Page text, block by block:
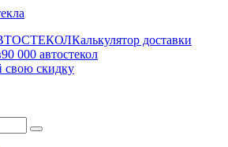
Калькулятор доставки
90 000 автостекол
свою скидку